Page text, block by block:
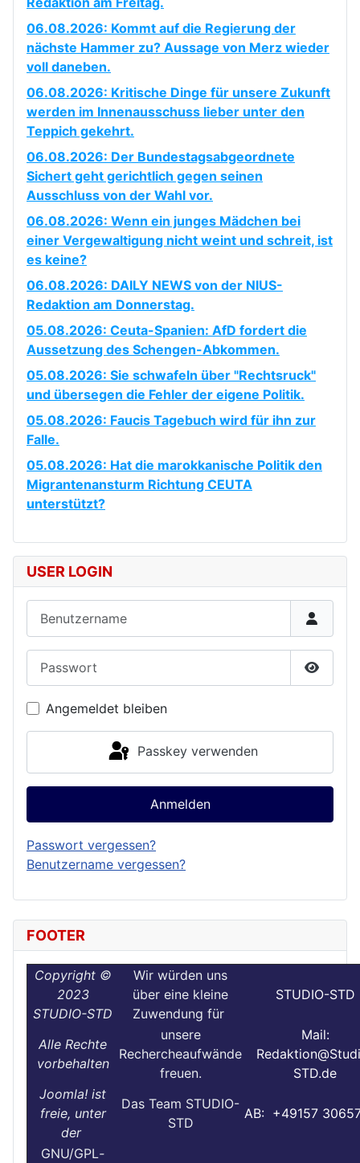
06.08.2026: Kommt auf die Regierung der
nächste Hammer zu? Aussage von Merz wieder
voll daneben.
06.08.2026: Kritische Dinge für unsere Zukunft
werden im Innenausschuss lieber unter den
Teppich gekehrt.
06.08.2026: Der Bundestagsabgeordnete
Sichert geht gerichtlich gegen seinen
Ausschluss von der Wahl vor.
06.08.2026: Wenn ein junges Mädchen bei
einer Vergewaltigung nicht weint und schreit, ist
es keine?
06.08.2026: DAILY NEWS von der NIUS-
Redaktion am Donnerstag.
05.08.2026: Ceuta-Spanien: AfD fordert die
Aussetzung des Schengen-Abkommen.
05.08.2026: Sie schwafeln über "Rechtsruck"
und übersegen die Fehler der eigene Politik.
05.08.2026: Faucis Tagebuch wird für ihn zur
Falle.
05.08.2026: Hat die marokkanische Politik den
Migrantenansturm Richtung CEUTA
unterstützt?
USER LOGIN
Angemeldet bleiben
Passkey verwenden
Anmelden
Passwort vergessen?
Benutzername vergessen?
FOOTER
Copyright ©
2023
STUDIO-STD
Wir würden uns
über eine kleine
Zuwendung für
STUDIO-STD
Alle Rechte
vorbehalten
unsere
Rechercheaufwände
freuen.
Mail:
STD.de
Joomla! ist
freie, unter
der
Das Team STUDIO-
STD
AB: +49157
GNU/GPL-